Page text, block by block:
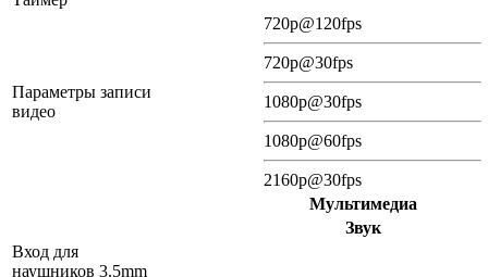
Параметры записи
видео
720p@120fps
720p@30fps
1080p@30fps
1080p@60fps
2160p@30fps
Мультимедиа
Звук
Вход для
наушников 3.5mm